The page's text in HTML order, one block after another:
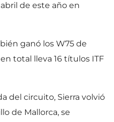
de este año en
ganó los W75 de
total lleva 16 títulos ITF
del circuito, Sierra volvió
de Mallorca, se